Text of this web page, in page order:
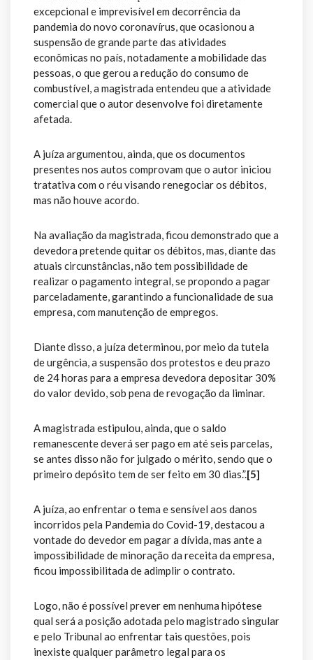
excepcional e imprevisível em decorrência da
pandemia do novo coronavírus, que ocasionou a
suspensão de grande parte das atividades
econômicas no país, notadamente a mobilidade das
pessoas, o que gerou a redução do consumo de
combustível, a magistrada entendeu que a atividade
comercial que o autor desenvolve foi diretamente
afetada.
A juíza argumentou, ainda, que os documentos
presentes nos autos comprovam que o autor iniciou
tratativa com o réu visando renegociar os débitos,
mas não houve acordo.
Na avaliação da magistrada, ficou demonstrado que a
devedora pretende quitar os débitos, mas, diante das
atuais circunstâncias, não tem possibilidade de
realizar o pagamento integral, se propondo a pagar
parceladamente, garantindo a funcionalidade de sua
empresa, com manutenção de empregos.
Diante disso, a juíza determinou, por meio da tutela
de urgência, a suspensão dos protestos e deu prazo
de 24 horas para a empresa devedora depositar 30%
do valor devido, sob pena de revogação da liminar.
A magistrada estipulou, ainda, que o saldo
remanescente deverá ser pago em até seis parcelas,
se antes disso não for julgado o mérito, sendo que o
primeiro depósito tem de ser feito em 30 dias.”.[5]
A juíza, ao enfrentar o tema e sensível aos danos
incorridos pela Pandemia do Covid-19, destacou a
vontade do devedor em pagar a dívida, mas ante a
impossibilidade de minoração da receita da empresa,
ficou impossibilitada de adimplir o contrato.
Logo, não é possível prever em nenhuma hipótese
qual será a posição adotada pelo magistrado singular
e pelo Tribunal ao enfrentar tais questões, pois
inexiste qualquer parâmetro legal para os